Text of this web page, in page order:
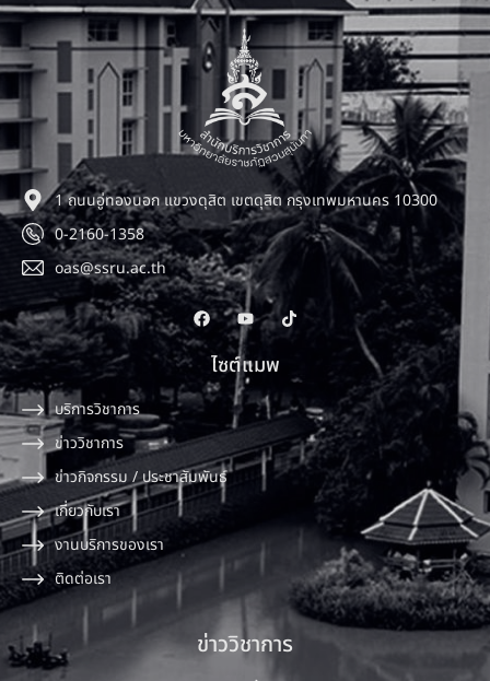
1 ถนนอู่ทองนอก แขวงดุสิต เขตดุสิต กรุงเทพมหานคร 10300
0-2160-1358
oas@ssru.ac.th
ไซต์แมพ
บริการวิชาการ
ข่าววิชาการ
ข่าวกิจกรรม / ประชาสัมพันธ์
เกี่ยวกับเรา
งานบริการของเรา
ติดต่อเรา
ข่าววิชาการ